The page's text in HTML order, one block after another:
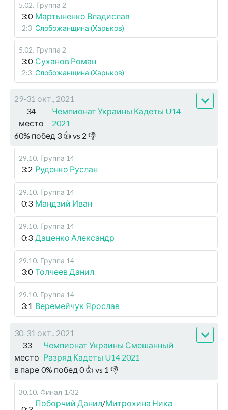
5.02. Группа 2
3:0 Мартыненко Владислав
2:3 Слобожанщина (Харьков)
5.02. Группа 2
3:0 Суханов Роман
2:3 Слобожанщина (Харьков)
29-31 окт., 2021
34
место
Чемпионат Украины Кадеты U14
2021
60% побед 3 👍 vs 2 👎
29.10. Группа 14
3:2 Руденко Руслан
29.10. Группа 14
0:3 Мандзий Иван
29.10. Группа 14
0:3 Даценко Александр
29.10. Группа 14
3:0 Толчеев Данил
29.10. Группа 14
3:1 Веремейчук Ярослав
30-31 окт., 2021
33
место
Чемпионат Украины Смешанный
Разряд Кадеты U14 2021
в паре 0% побед 0👍 vs 1 👎
30.10. Финал 1/32
Поборчий Данил/Митрохина Ника